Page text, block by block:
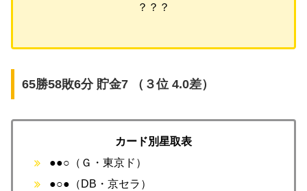
？？？
65勝58敗6分 貯金7 （３位 4.0差）
カード別星取表
●●○（Ｇ・東京ド）
●○●（DB・京セラ）